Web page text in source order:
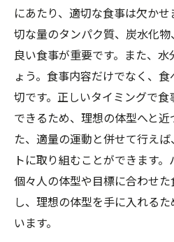
にあたり、適切な食事は欠か
切な量のタンパク質、炭水化
良い食事が重要です。また、
ょう。食事内容だけでなく、
切です。正しいタイミングで食
できるため、理想の体型へと近
た、適量の運動と併せて行え
トに取り組むことができます。
個々人の体型や目標に合わせ
し、理想の体型を手に入れる
います。